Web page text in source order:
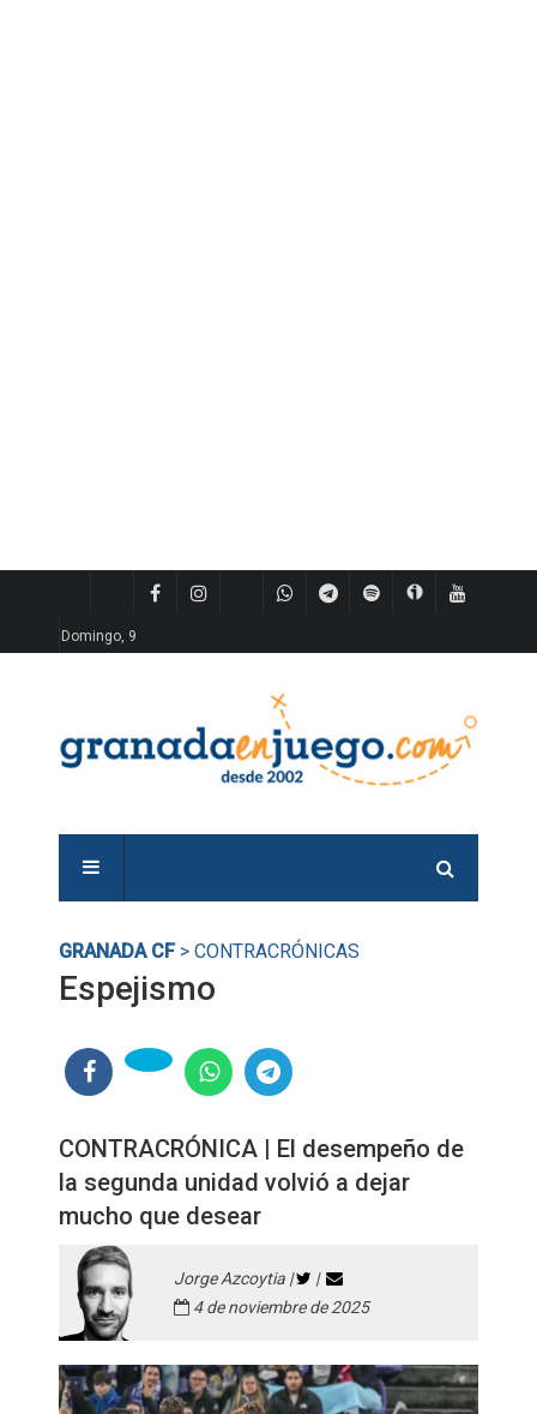
Domingo, 9
GRANADA CF> CONTRACRÓNICAS
Espejismo
CONTRACRÓNICA | El desempeño de
la segunda unidad volvió a dejar
mucho que desear
Jorge Azcoytia |
|
4 de noviembre de 2025